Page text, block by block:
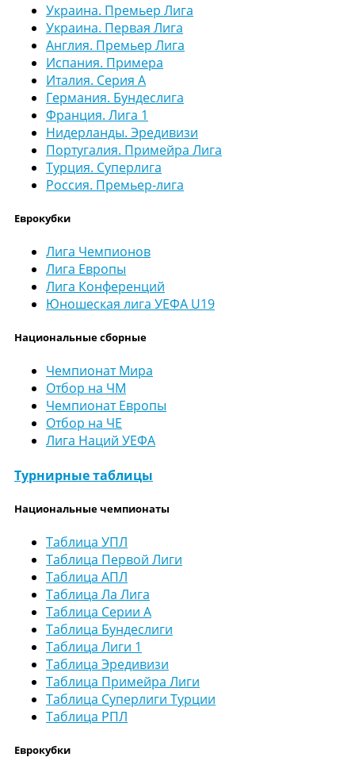
Украина. Премьер Лига
Украина. Первая Лига
Англия. Премьер Лига
Испания. Примера
Италия. Серия А
Германия. Бундеслига
Франция. Лига 1
Нидерланды. Эредивизи
Португалия. Примейра Лига
Турция. Суперлига
Россия. Премьер-лига
Еврокубки
Лига Чемпионов
Лига Европы
Лига Конференций
Юношеская лига УЕФА U19
Национальные сборные
Чемпионат Мира
Отбор на ЧМ
Чемпионат Европы
Отбор на ЧЕ
Лига Наций УЕФА
Турнирные таблицы
Национальные чемпионаты
Таблица УПЛ
Таблица Первой Лиги
Таблица АПЛ
Таблица Ла Лига
Таблица Серии А
Таблица Бундеслиги
Таблица Лиги 1
Таблица Эредивизи
Таблица Примейра Лиги
Таблица Суперлиги Турции
Таблица РПЛ
Еврокубки